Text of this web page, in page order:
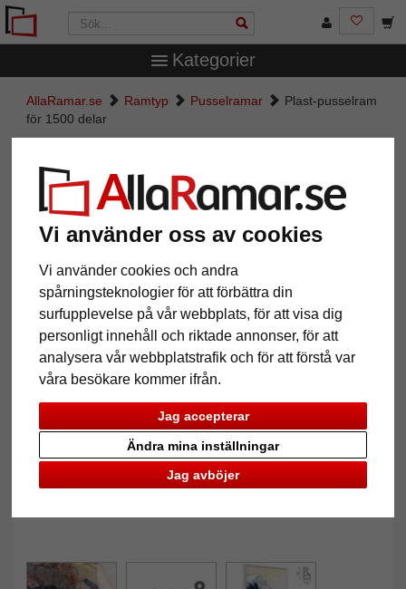
Vi använder oss av cookies
Vi använder cookies och andra
spårningsteknologier för att förbättra din
surfupplevelse på vår webbplats, för att visa dig
personligt innehåll och riktade annonser, för att
analysera vår webbplatstrafik och för att förstå var
våra besökare kommer ifrån.
Jag accepterar
Jag avböjer
Ändra mina inställningar
Kategorier
AllaRamar.se Ramtyp Pusselramar
Plast-pusselram
för 1500 delar
Plast-pusselram för 1500 delar
Tillbaka